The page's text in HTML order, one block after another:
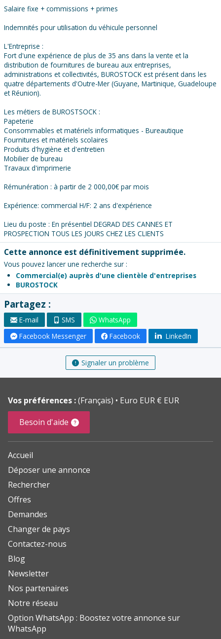
Salaire fixe + commissions + primes
Indemnités pour utilisation du véhicule personnel
L'Entreprise :
Fort d'une expérience de plus de 35 ans dans la vente et la
distribution de fournitures de bureau aux entreprises,
administrations et collectivités, BUROSTOCK est présent dans les
quatre départements d'Outre-Mer (Guyane, Martinique, Guadeloupe
et Réunion).
Les métiers de BUROSTSOCK :
Papeterie
Consommables et matériels informatiques - Bureautique
Fournitures et matériels scolaires
Produits d'hygiène et d'entretien
Mobilier de bureau
Travaux d'imprimerie
Rémunération : à partir de 2 000,00€ par mois
Expérience: commercial H/F: 2 ans d'expérience
Lieu du poste : En présentiel DEGRAD DES CANNES ET
PROSPECTION TOUS LES JOURS CHEZ LES CLIENTS
Cette annonce est définitivement supprimée.
Vous pouvez lancer une recherche sur :
Commercial(e) auprès d'une clientèle d'entreprises
BUROSTOCK
Partagez :
E-mail SMS
WhatsApp
Facebook Messenger
Facebook LinkedIn
Signaler un problème
Vos préférences :(Français)
Euro EUR € EUR
Besoin d'aide
Accueil
Déposer une annonce
Rechercher
Offres
Demandes
Changer de pays
Contactez-nous
Blog
Newsletter
Nos partenaires
Notre réseau
Option WhatsApp : Boostez votre annonce sur
WhatsApp